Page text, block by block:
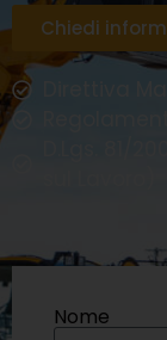
Chiedi
Direttiva
D.Lgs. 81/
Nome